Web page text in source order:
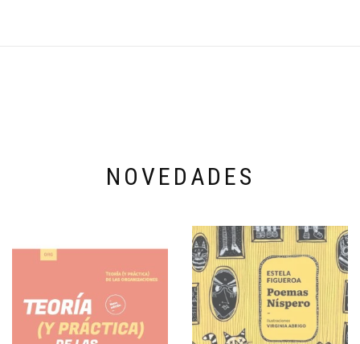
NOVEDADES